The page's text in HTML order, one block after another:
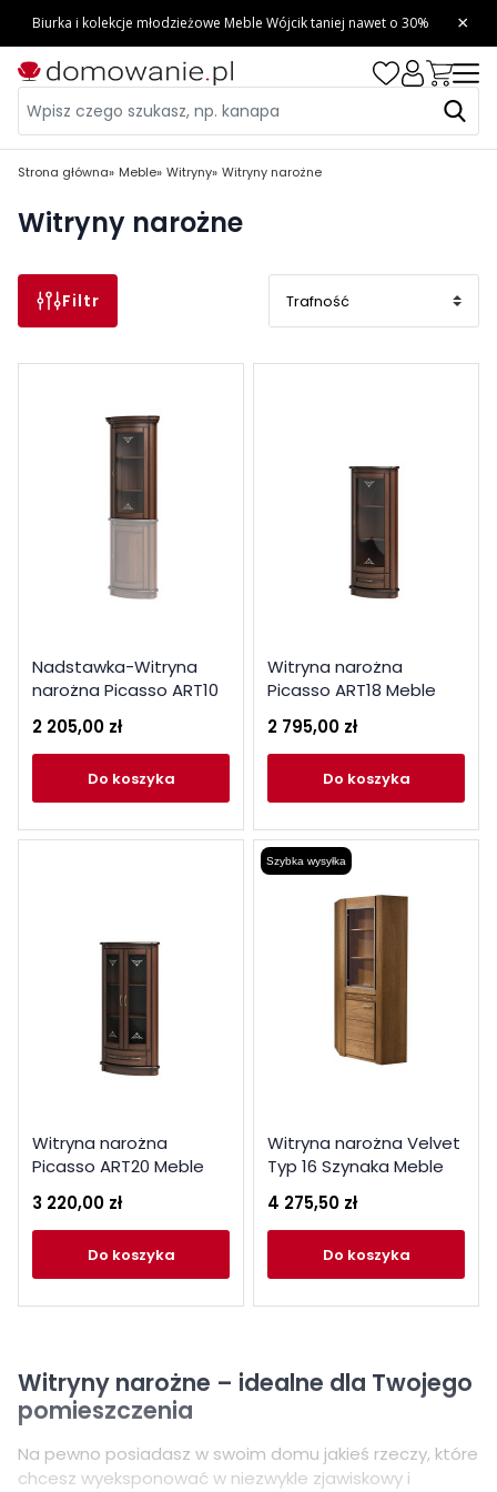
Strona główna Meble Witryny Witryny narożne
Witryny narożne
Filtr
Nadstawka-Witryna
narożna Picasso ART10
Picasso
2 205,00 zł
do koszyka
Witryna narożna
Picasso ART18 Meble
2 795,00 zł
do koszyka
Witryna narożna
Picasso ART20 Meble
3 220,00 zł
do koszyka
Szybka wysyłka
Witryna narożna Velvet
Typ 16 Szynaka Meble
4 275,50 zł
do koszyka
Witryny narożne – idealne dla Twojego
pomieszczenia
Na pewno posiadasz w swoim domu jakieś rzeczy, które
chcesz wyeksponować w niezwykle zjawiskowy i